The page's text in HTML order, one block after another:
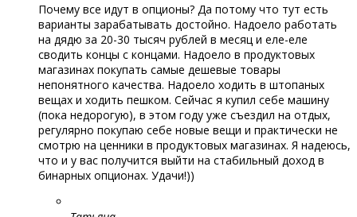
Почему все идут в опционы? Да потому что тут есть
варианты зарабатывать достойно. Надоело работать
на дядю за 20-30 тысяч рублей в месяц и еле-еле
сводить концы с концами. Надоело в продуктовых
магазинах покупать самые дешевые товары
непонятного качества. Надоело ходить в штопаных
вещах и ходить пешком. Сейчас я купил себе машину
(пока недорогую), в этом году уже съездил на отдых,
регулярно покупаю себе новые вещи и практически не
смотрю на ценники в продуктовых магазинах. Я надеюсь,
что и у вас получится выйти на стабильный доход в
бинарных опционах. Удачи!))